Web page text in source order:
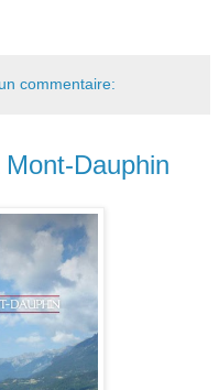
commentaire:
Dauphin